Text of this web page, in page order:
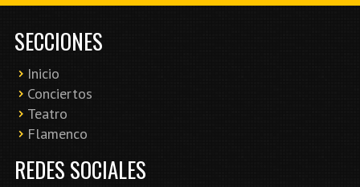
SECCIONES
Inicio
Conciertos
Teatro
Flamenco
REDES SOCIALES